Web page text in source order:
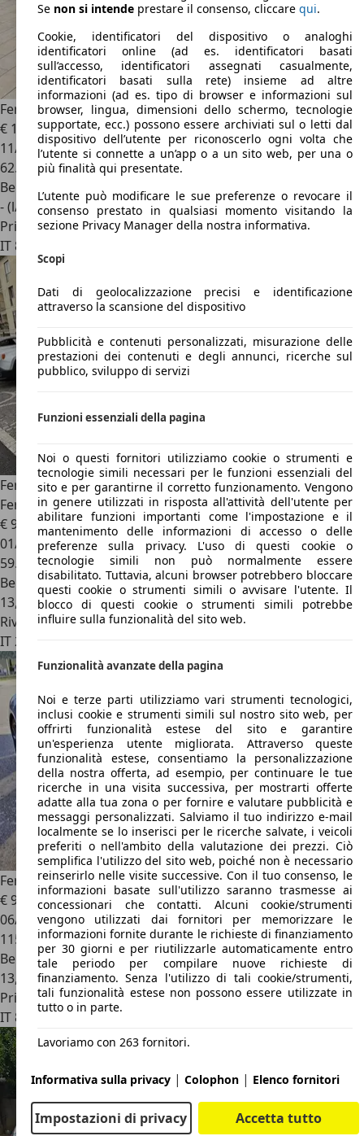
Ferrari CaliforniaCalifornia 3.9 T dct
€ 125.0001
11/2016
62.000 km
Benzina
- (l/100 km)
Privato
IT 86010
Ferrari CaliforniaGrigio Silverstone Appena Tagliandata In
Ferrari
€ 98.000
01/2009
59.800 km
Benzina
13,1 l/100 km (comb.)
Rivenditore
IT 20121
Ferrari CaliforniaCalifornia 4.3 dct
€ 98.000
06/2012
115.509 km
Benzina
13,1 l/100 km (comb.)
Privato
IT 89020Sinopoli
Se non si intende prestare il consenso, cliccare qui.
Cookie, identificatori del dispositivo o analoghi
identificatori online (ad es. identificatori basati
sull’accesso, identificatori assegnati casualmente,
identificatori basati sulla rete) insieme ad altre
informazioni (ad es. tipo di browser e informazioni sul
browser, lingua, dimensioni dello schermo, tecnologie
supportate, ecc.) possono essere archiviati sul o letti dal
dispositivo dell’utente per riconoscerlo ogni volta che
l’utente si connette a un’app o a un sito web, per una o
più finalità qui presentate.
L’utente può modificare le sue preferenze o revocare il
consenso prestato in qualsiasi momento visitando la
sezione Privacy Manager della nostra informativa.
Scopi
Dati di geolocalizzazione precisi e identificazione
attraverso la scansione del dispositivo
Pubblicità e contenuti personalizzati, misurazione delle
prestazioni dei contenuti e degli annunci, ricerche sul
pubblico, sviluppo di servizi
Funzioni essenziali della pagina
Noi o questi fornitori utilizziamo cookie o strumenti e
tecnologie simili necessari per le funzioni essenziali del
sito e per garantirne il corretto funzionamento. Vengono
in genere utilizzati in risposta all'attività dell'utente per
abilitare funzioni importanti come l'impostazione e il
mantenimento delle informazioni di accesso o delle
preferenze sulla privacy. L'uso di questi cookie o
tecnologie simili non può normalmente essere
disabilitato. Tuttavia, alcuni browser potrebbero bloccare
questi cookie o strumenti simili o avvisare l'utente. Il
blocco di questi cookie o strumenti simili potrebbe
influire sulla funzionalità del sito web.
Funzionalità avanzate della pagina
Noi e terze parti utilizziamo vari strumenti tecnologici,
inclusi cookie e strumenti simili sul nostro sito web, per
offrirti funzionalità estese del sito e garantire
un'esperienza utente migliorata. Attraverso queste
funzionalità estese, consentiamo la personalizzazione
della nostra offerta, ad esempio, per continuare le tue
ricerche in una visita successiva, per mostrarti offerte
adatte alla tua zona o per fornire e valutare pubblicità e
messaggi personalizzati. Salviamo il tuo indirizzo e-mail
localmente se lo inserisci per le ricerche salvate, i veicoli
preferiti o nell'ambito della valutazione dei prezzi. Ciò
semplifica l'utilizzo del sito web, poiché non è necessario
reinserirlo nelle visite successive. Con il tuo consenso, le
informazioni basate sull'utilizzo saranno trasmesse ai
concessionari che contatti. Alcuni cookie/strumenti
vengono utilizzati dai fornitori per memorizzare le
informazioni fornite durante le richieste di finanziamento
per 30 giorni e per riutilizzarle automaticamente entro
tale periodo per compilare nuove richieste di
finanziamento. Senza l'utilizzo di tali cookie/strumenti,
tali funzionalità estese non possono essere utilizzate in
tutto o in parte.
Lavoriamo con 263 fornitori.
Informativa sulla privacy | Colophon | Elenco fornitori
Impostazioni di privacy Accetta tutto